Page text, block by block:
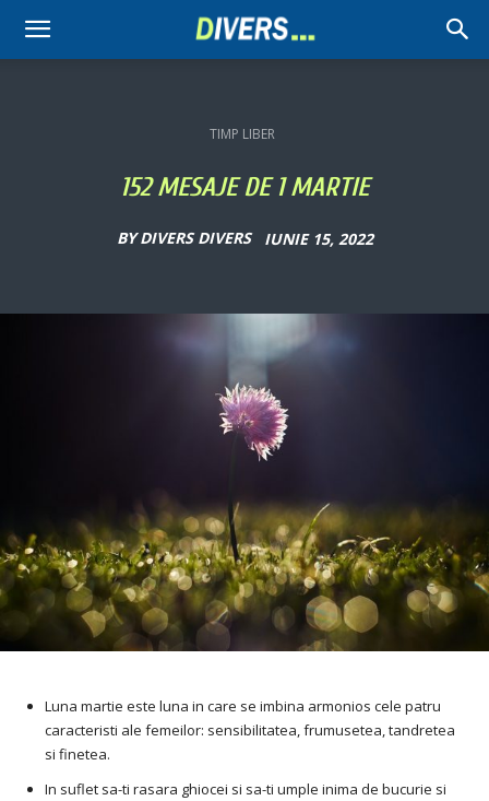
Divers
TIMP LIBER
152 MESAJE DE 1 MARTIE
BY DIVERS DIVERS IUNIE 15, 2022
Luna martie este luna in care se imbina armonios cele patru
caracteristi ale femeilor: sensibilitatea, frumusetea, tandretea
si finetea.
In suflet sa-ti rasara ghiocei si sa-ti umple inima de bucurie si